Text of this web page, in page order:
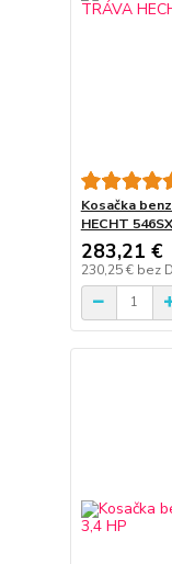
Kosačka
HECHT
283,21 €
230,25 € bez